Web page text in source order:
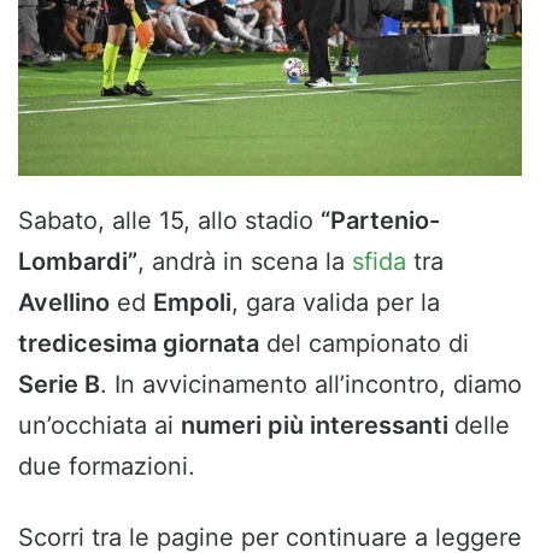
Sabato, alle 15, allo stadio “Partenio-
Lombardi”, andrà in scena la sfida tra
Avellino ed Empoli, gara valida per la
tredicesima giornata del campionato di
Serie B. In avvicinamento all’incontro, diamo
un’occhiata ai numeri più interessanti delle
due formazioni.
Scorri tra le pagine per continuare a leggere